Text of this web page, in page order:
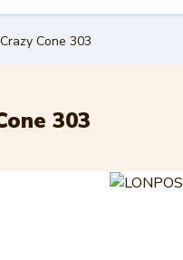
Cone 303
303